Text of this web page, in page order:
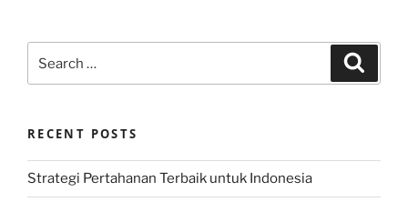
for:
RECENT POSTS
Strategi Pertahanan Terbaik untuk Indonesia